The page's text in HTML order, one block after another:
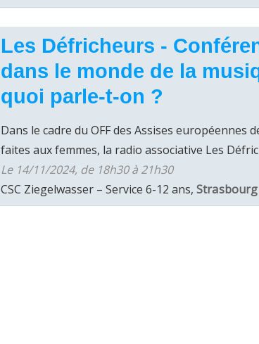
Les Défricheurs -
dans le monde de la
quoi parle-t-on ?
Dans le cadre du OFF des Assises européennes
faites aux femmes, la radio associative Les
Le 14/11/2024, de 18h30 à 21h30
CSC Ziegelwasser – Service 6-12 ans,Strasbourg